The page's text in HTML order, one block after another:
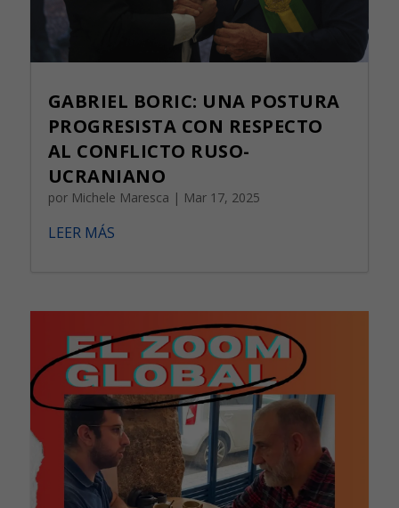
GABRIEL BORIC: UNA POSTURA
PROGRESISTA CON RESPECTO
AL CONFLICTO RUSO-
UCRANIANO
por Michele Maresca | Mar 17, 2025
LEER MÁS